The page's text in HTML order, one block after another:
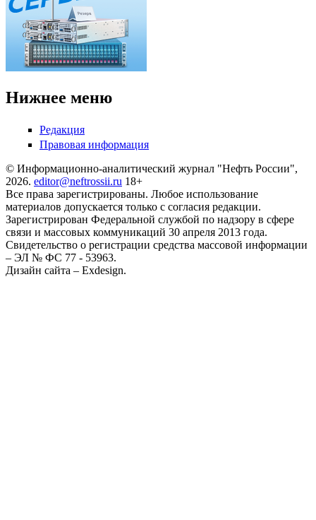
Нижнее меню
Редакция
Правовая информация
© Информационно-аналитический журнал "Нефть России",
2026. editor@neftrossii.ru 18+
Все права зарегистрированы. Любое использование
материалов допускается только с согласия редакции.
Зарегистрирован Федеральной службой по надзору в сфере
связи и массовых коммуникаций 30 апреля 2013 года.
Свидетельство о регистрации средства массовой информации
– ЭЛ № ФС 77 - 53963.
Дизайн сайта – Exdesign.